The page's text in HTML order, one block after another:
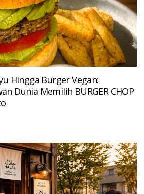
Hingga Burger Vegan:
Dunia Memilih BURGER CHOP